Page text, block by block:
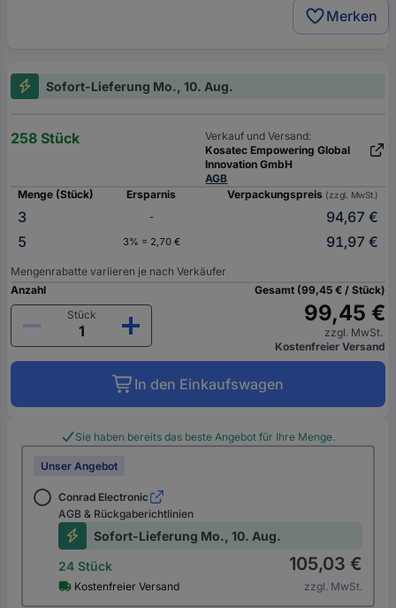
Merken
Sofort-Lieferung Mo., 10. Aug.
258 Stück
Verkauf und Versand:
Kosatec Empowering Global
Innovation GmbH
AGB
Menge (Stück)
Ersparnis Verpackungspreis (zzgl. MwSt.)
3 -
94,67 €
5
3% = 2,70 € 91,97 €
Mengenrabatte variieren je nach Verkäufer
Anzahl
Stück
Gesamt (99,45 € / Stück)
99,45 €
zzgl. MwSt.
Kostenfreier Versand
In den Einkaufswagen
Sie haben bereits das beste Angebot für Ihre Menge.
Unser Angebot
Conrad Electronic
AGB & Rückgaberichtlinien
Sofort-Lieferung Mo., 10. Aug.
24 Stück
Kostenfreier Versand
105,03 €
zzgl. MwSt.